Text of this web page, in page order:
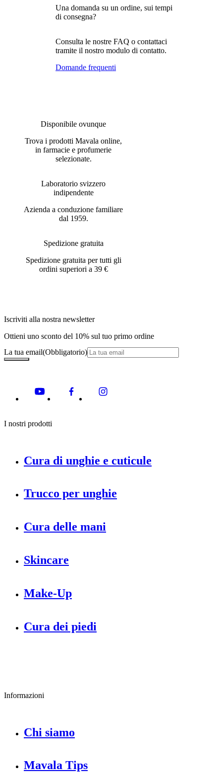
Una domanda su un ordine, sui tempi
di consegna?
Consulta le nostre FAQ o contattaci
tramite il nostro modulo di contatto.
Domande frequenti
Disponibile ovunque
Trova i prodotti Mavala online,
in farmacie e profumerie
selezionate.
Laboratorio svizzero
indipendente
Azienda a conduzione familiare
dal 1959.
Spedizione gratuita
Spedizione gratuita per tutti gli
ordini superiori a 39 €
Iscriviti alla nostra newsletter
Ottieni uno sconto del 10% sul tuo primo ordine
La tua email(Obbligatorio)
I nostri prodotti
Cura di unghie e cuticule
Trucco per unghie
Cura delle mani
Skincare
Make-Up
Cura dei piedi
Informazioni
Chi siamo
Mavala Tips